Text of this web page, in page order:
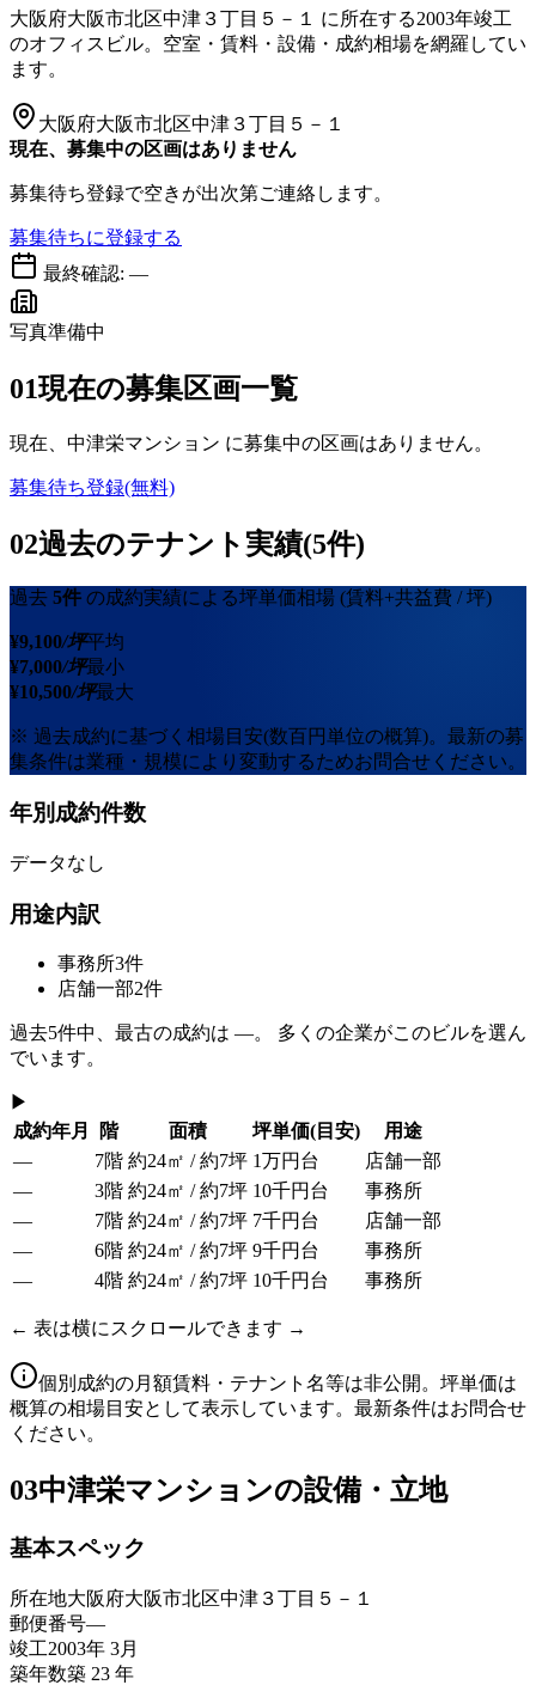
大阪府大阪市北区中津３丁目５－１ に所在する2003年竣工
のオフィスビル。空室・賃料・設備・成約相場を網羅してい
ます。
大阪府大阪市北区中津３丁目５－１
現在、募集中の区画はありません
募集待ち登録で空きが出次第ご連絡します。
募集待ちに登録する
最終確認: —
写真準備中
01現在の募集区画一覧
現在、 中津栄マンション に募集中の区画はありません。
募集待ち登録(無料)
02過去のテナント実績(5件)
過去 5件 の成約実績による坪単価相場 (賃料+共益費 / 坪)
¥9,100/坪平均
¥7,000/坪最小
¥10,500/坪最大
※ 過去成約に基づく相場目安(数百円単位の概算)。最新の募
集条件は業種・規模により変動するためお問合せください。
年別成約件数
データなし
用途内訳
事務所3件
店舗一部2件
過去5件中、最古の成約は —。 多くの企業がこのビルを選ん
でいます。
▶
成約年月
階 面積 坪単価(目安)
用途
—
7階 約24㎡ / 約7坪 1万円台
店舗一部
—
3階 約24㎡ / 約7坪 10千円台
事務所
—
7階 約24㎡ / 約7坪 7千円台
店舗一部
—
6階 約24㎡ / 約7坪 9千円台
事務所
—
4階 約24㎡ / 約7坪 10千円台 事務所
← 表は横にスクロールできます →
個別成約の月額賃料・テナント名等は非公開。坪単価は
概算の相場目安として表示しています。最新条件はお問合せ
ください。
03中津栄マンションの設備・立地
基本スペック
所在地大阪府大阪市北区中津３丁目５－１
郵便番号—
竣工2003年 3月
築年数築 23 年